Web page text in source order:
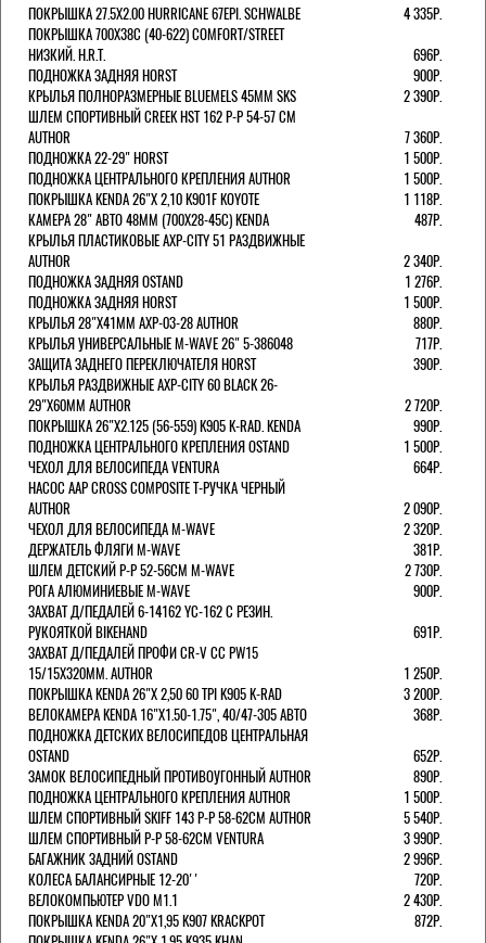
ПОКРЫШКА 27.5X2.00 HURRICANE 67EPI. SCHWALBE
4 335Р.
ПОКРЫШКА 700X38С (40-622) COMFORT/STREET
НИЗКИЙ. H.R.T.
696Р.
ПОДНОЖКА ЗАДНЯЯ HORST
900Р.
КРЫЛЬЯ ПОЛНОРАЗМЕРНЫЕ BLUEMELS 45MM SKS
2 390Р.
ШЛЕМ СПОРТИВНЫЙ CREEK HST 162 Р-Р 54-57 СМ
AUTHOR
7 360Р.
ПОДНОЖКА 22-29" HORST
1 500Р.
ПОДНОЖКА ЦЕНТРАЛЬНОГО КРЕПЛЕНИЯ AUTHOR
1 500Р.
ПОКРЫШКА KENDA 26"Х 2,10 K901F KOYOTE
1 118Р.
КАМЕРА 28" АВТО 48ММ (700Х28-45С) KENDA
487Р.
КРЫЛЬЯ ПЛАСТИКОВЫЕ AXP-CITY 51 РАЗДВИЖНЫЕ
AUTHOR
2 340Р.
ПОДНОЖКА ЗАДНЯЯ OSTAND
1 276Р.
ПОДНОЖКА ЗАДНЯЯ HORST
1 500Р.
КРЫЛЬЯ 28"Х41ММ AXP-03-28 AUTHOR
880Р.
КРЫЛЬЯ УНИВЕРСАЛЬНЫЕ M-WAVE 26" 5-386048
717Р.
ЗАЩИТА ЗАДНЕГО ПЕРЕКЛЮЧАТЕЛЯ HORST
390Р.
КРЫЛЬЯ РАЗДВИЖНЫЕ AXP-CITY 60 BLACK 26-
29"Х60ММ AUTHOR
2 720Р.
ПОКРЫШКА 26"Х2.125 (56-559) K905 K-RAD. KENDA
990Р.
ПОДНОЖКА ЦЕНТРАЛЬНОГО КРЕПЛЕНИЯ OSTAND
1 500Р.
ЧЕХОЛ ДЛЯ ВЕЛОСИПЕДА VENTURA
664Р.
НАСОС AAP CROSS COMPOSITE Т-РУЧКА ЧЕРНЫЙ
AUTHOR
2 090Р.
ЧЕХОЛ ДЛЯ ВЕЛОСИПЕДА M-WAVE
2 320Р.
ДЕРЖАТЕЛЬ ФЛЯГИ M-WAVE
381Р.
ШЛЕМ ДЕТСКИЙ Р-Р 52-56СМ M-WAVE
2 730Р.
РОГА АЛЮМИНИЕВЫЕ M-WAVE
900Р.
ЗАХВАТ Д/ПЕДАЛЕЙ 6-14162 YC-162 С РЕЗИН.
РУКОЯТКОЙ BIKEHAND
691Р.
ЗАХВАТ Д/ПЕДАЛЕЙ ПРОФИ CR-V CC PW15
15/15X320ММ. AUTHOR
1 250Р.
ПОКРЫШКА KENDA 26"Х 2,50 60 TPI K905 K-RAD
3 200Р.
ВЕЛОКАМЕРА KENDA 16"Х1.50-1.75", 40/47-305 АВТО
368Р.
ПОДНОЖКА ДЕТСКИХ ВЕЛОСИПЕДОВ ЦЕНТРАЛЬНАЯ
OSTAND
652Р.
ЗАМОК ВЕЛОСИПЕДНЫЙ ПРОТИВОУГОННЫЙ AUTHOR
890Р.
ПОДНОЖКА ЦЕНТРАЛЬНОГО КРЕПЛЕНИЯ AUTHOR
1 500Р.
ШЛЕМ СПОРТИВНЫЙ SKIFF 143 Р-Р 58-62СМ AUTHOR
5 540Р.
ШЛЕМ СПОРТИВНЫЙ Р-Р 58-62СМ VENTURA
3 990Р.
БАГАЖНИК ЗАДНИЙ OSTAND
2 996Р.
КОЛЕСА БАЛАНСИРНЫЕ 12-20''
720Р.
ВЕЛОКОМПЬЮТЕР VDO M1.1
2 430Р.
ПОКРЫШКА KENDA 20"Х1,95 K907 KRACKPOT
872Р.